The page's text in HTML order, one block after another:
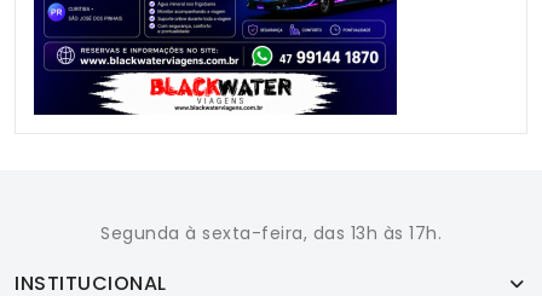
Segunda à sexta-feira, das 13h às 17h.
INSTITUCIONAL